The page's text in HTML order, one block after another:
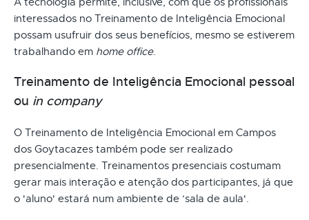
interessados no Treinamento de Inteligência Emocional
possam usufruir dos seus benefícios, mesmo se estiverem
trabalhando em home office.
Treinamento de Inteligência Emocional pessoal
ou in company
O Treinamento de Inteligência Emocional em Campos
dos Goytacazes também pode ser realizado
presencialmente. Treinamentos presenciais costumam
gerar mais interação e atenção dos participantes, já que
o 'aluno' estará num ambiente de ‘sala de aula'.